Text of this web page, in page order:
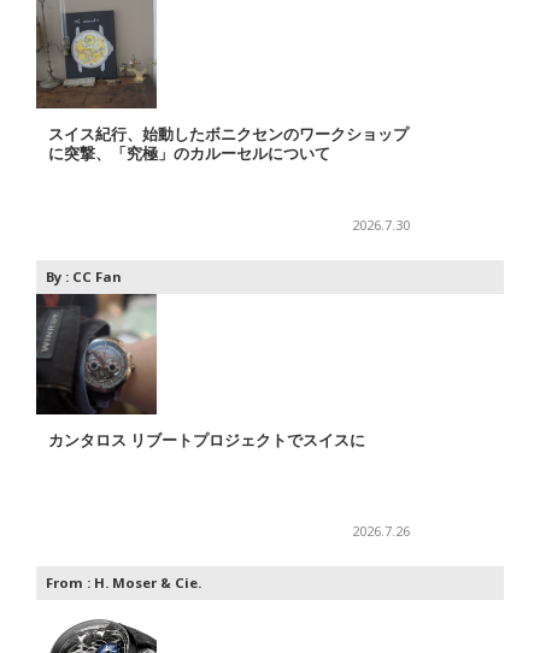
スイス紀行、始動したボニクセンのワークショップ
に突撃、「究極」のカルーセルについて
2026.7.30
By : CC Fan
カンタロス リブートプロジェクトでスイスに
2026.7.26
From : H. Moser & Cie.